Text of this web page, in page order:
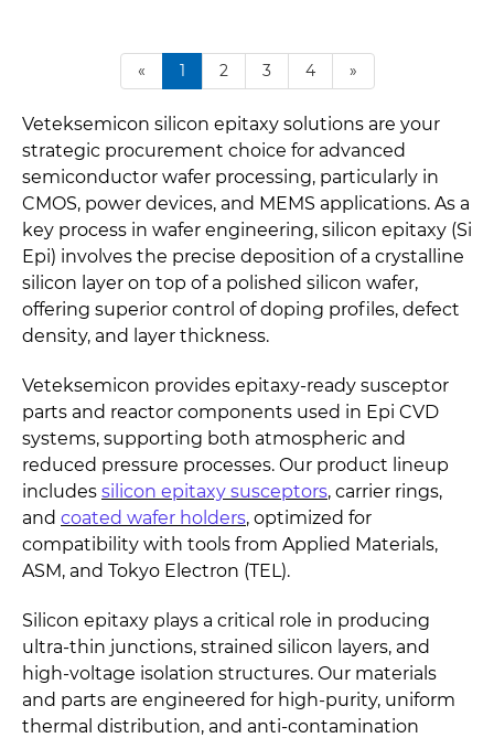
« 1 2 3 4 »
Veteksemicon silicon epitaxy solutions are your
strategic procurement choice for advanced
semiconductor wafer processing, particularly in
CMOS, power devices, and MEMS applications. As a
key process in wafer engineering, silicon epitaxy (Si
Epi) involves the precise deposition of a crystalline
silicon layer on top of a polished silicon wafer,
offering superior control of doping profiles, defect
density, and layer thickness.
Veteksemicon provides epitaxy-ready susceptor
parts and reactor components used in Epi CVD
systems, supporting both atmospheric and
reduced pressure processes. Our product lineup
includes silicon epitaxy susceptors, carrier rings,
and coated wafer holders, optimized for
compatibility with tools from Applied Materials,
ASM, and Tokyo Electron (TEL).
Silicon epitaxy plays a critical role in producing
ultra-thin junctions, strained silicon layers, and
high-voltage isolation structures. Our materials
and parts are engineered for high-purity, uniform
thermal distribution, and anti-contamination